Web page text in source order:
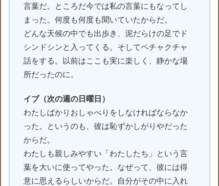
言葉だ。ところだ今では私の言葉にもなってし
まった。何度も何度も聞いていたからだ。
どんな天候の中でも出歩き、泥だらけの足でド
シンドシンと入ってくる。そしてペチャクチャ
話をする。以前はここも実に楽しく、静かな場
所だったのに。
イブ（次の週の日曜日）
わたしばかりおしゃべりをしなければならなか
った。というのも、彼は恥ずかしがりやだった
からだ。
わたしも親しみやすい「わたしたち」という言
葉を大いに使ってやった。なぜって、彼には得
意に思えるらしいからだ。自分がその中に入れ